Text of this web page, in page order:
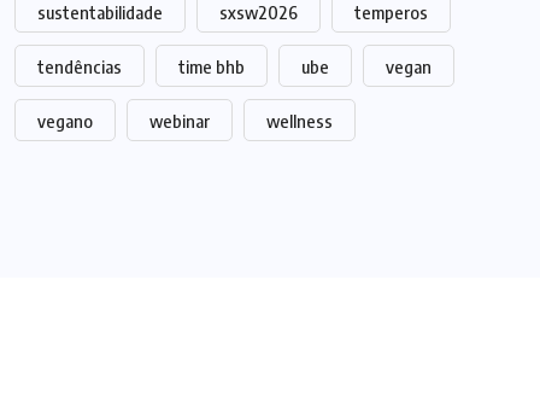
sustentabilidade sxsw2026 temperos
tendências time bhb ube vegan
vegano webinar wellness